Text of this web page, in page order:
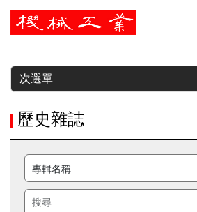
暫停
次選單
歷史雜誌